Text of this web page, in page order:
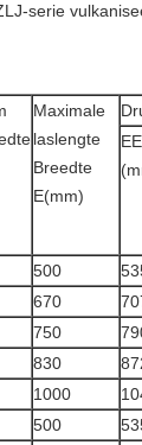
serie
Maximale
laslengte
Breedte
E(mm)
500
670
750
830
1000
500